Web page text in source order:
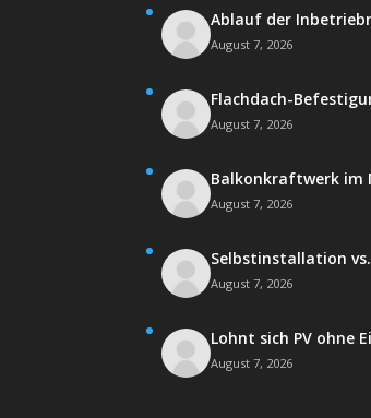
Ablauf der
August 7, 2026
Flachdach-
August 7, 2026
Balkonkraftwerk im
August 7, 2026
Selbstinstallation
August 7, 2026
Lohnt sich PV ohne
August 7, 2026